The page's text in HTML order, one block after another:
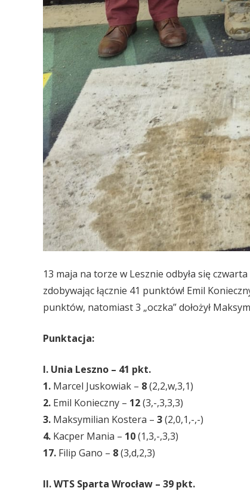
13 maja na torze w Lesznie odbyła się
zdobywając łącznie 41 punktów! Emil
punktów, natomiast 3 „oczka” dołożył
Punktacja:
I. Unia Leszno – 41 pkt.
1. Marcel Juskowiak – 8(2,2,w,3,1)
2. Emil Konieczny – 12(3,-,3,3,3)
3. Maksymilian Kostera – 3(2,0,1,-,-)
4. Kacper Mania – 10(1,3,-,3,3)
17. Filip Gano – 8(3,d,2,3)
II. WTS Sparta Wrocław – 39 pkt.